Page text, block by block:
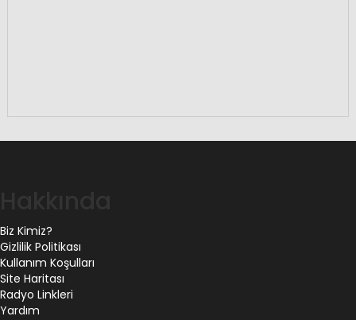
Biz Kimiz?
Gizlilik Politikası
Kullanım Koşulları
Site Haritası
Radyo Linkleri
Yardım